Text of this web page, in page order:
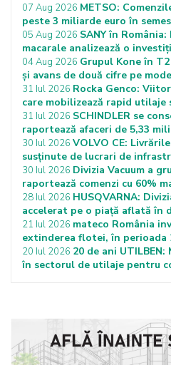
07 Aug 2026 METSO:
peste 3 miliarde euro în
05 Aug 2026 SANY în
macarale analizează o
04 Aug 2026 Grupul Kone în
și avans de două cifre pe
31 Iul 2026 Rocka Genco:
care mobilizează rapid utilaje
31 Iul 2026 SCHINDLER se
raportează afaceri de 5,33
30 Iul 2026 VOLVO CE:
susținute de lucrari de
30 Iul 2026 Divizia Vacuum a
raportează comenzi cu 60%
28 Iul 2026 HUSQVARNA:
accelerat pe o piață aflată în
21 Iul 2026 mateco România
extinderea flotei, în perioada
20 Iul 2026 20 de ani
în sectorul de utilaje pentru